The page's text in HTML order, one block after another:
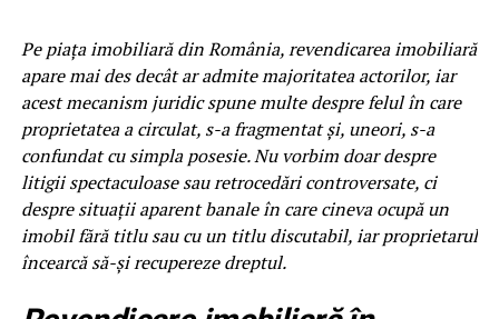
persistenta de 3-5 minute pentru timp de actiune, putere
de inmuiere echivalenta cu o perie moale. Fara aceste
calitati, masina iesita din program va avea urme sau
depuneri. Testul decisiv este sa aplici spuma pe o
suprafata cu noroi uscat si sa vezi cat de usor se clateste
dupa 3 minute. Daca ramane jumatate din murdarie,
spuma nu este potrivita pentru touchless.
Cum protejezi suprafetele
delicate
Pe piața imobiliară din România, revendicarea imobiliară
apare mai des decât ar admite majoritatea actorilor, iar
acest mecanism juridic spune multe despre felul în care
proprietatea a circulat, s-a fragmentat și, uneori, s-a
confundat cu simpla posesie. Nu vorbim doar despre
litigii spectaculoase sau retrocedări controversate, ci
despre situații aparent banale în care cineva ocupă un
imobil fără titlu sau cu un titlu discutabil, iar proprietarul
încearcă să-și recupereze dreptul.